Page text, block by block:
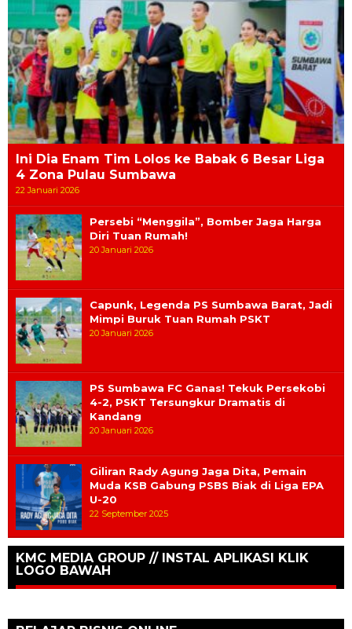
Ini Dia Enam Tim Lolos ke Babak 6 Besar Liga
4 Zona Pulau Sumbawa
22 Januari 2026
Persebi “Menggila”, Bomber Jaga Harga
Diri Tuan Rumah!
20 Januari 2026
Capunk, Legenda PS Sumbawa Barat, Jadi
Mimpi Buruk Tuan Rumah PSKT
20 Januari 2026
PS Sumbawa FC Ganas! Tekuk Persekobi
4-2, PSKT Tersungkur Dramatis di
Kandang
20 Januari 2026
Giliran Rady Agung Jaga Dita, Pemain
Muda KSB Gabung PSBS Biak di Liga EPA
U-20
22 September 2025
KMC MEDIA GROUP // INSTAL APLIKASI KLIK
LOGO BAWAH